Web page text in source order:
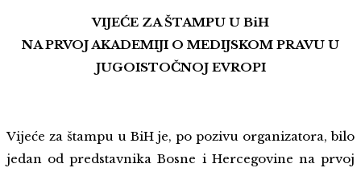
VIJEĆE ZA ŠTAMPU U BiH
NA PRVOJ AKADEMIJI O MEDIJSKOM PRAVU U
JUGOISTOČNOJ EVROPI
Vijeće za štampu u BiH je, po pozivu organizatora, bilo
jedan od predstavnika Bosne i Hercegovine na prvoj